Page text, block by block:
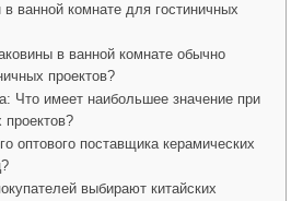
ванной комнате для гостиничных
в ванной комнате обычно
проектов?
Что имеет наибольшее значение при
проектов?
оптового поставщика керамических
выбирают китайских